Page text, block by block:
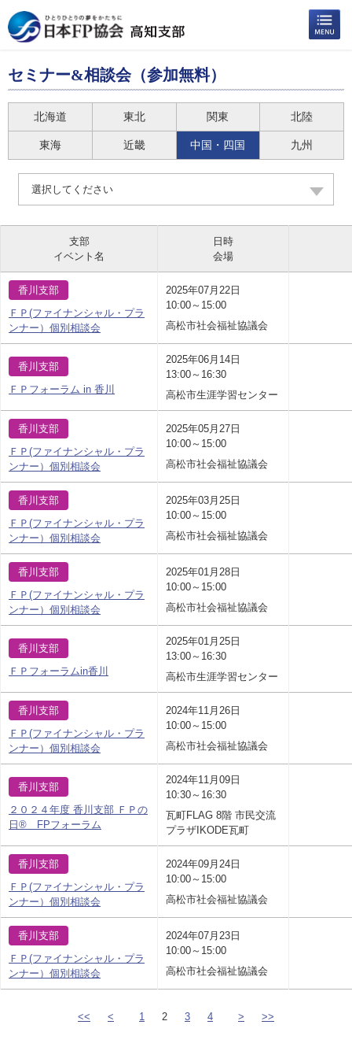
セミナー&相談会（参加無料）
北海道 東北 関東 北陸
東海 近畿 中国・四国 九州
選択してください
支部
イベント名
日時
会場
香川支部
ＦＰ(ファイナンシャル・プラ
ンナー）個別相談会
2025年07月22日
10:00～15:00
高松市社会福祉協議会
香川支部
ＦＰフォーラム in 香川
2025年06月14日
13:00～16:30
高松市生涯学習センター
香川支部
ＦＰ(ファイナンシャル・プラ
ンナー）個別相談会
2025年05月27日
10:00～15:00
高松市社会福祉協議会
香川支部
ＦＰ(ファイナンシャル・プラ
ンナー）個別相談会
2025年03月25日
10:00～15:00
高松市社会福祉協議会
香川支部
ＦＰ(ファイナンシャル・プラ
ンナー）個別相談会
2025年01月28日
10:00～15:00
高松市社会福祉協議会
香川支部
ＦＰフォーラムin香川
2025年01月25日
13:00～16:30
高松市生涯学習センター
香川支部
ＦＰ(ファイナンシャル・プラ
ンナー）個別相談会
2024年11月26日
10:00～15:00
高松市社会福祉協議会
香川支部
２０２４年度 香川支部 ＦＰの
日® FPフォーラム
2024年11月09日
10:30～16:30
瓦町FLAG 8階 市民交流
プラザIKODE瓦町
香川支部
ＦＰ(ファイナンシャル・プラ
ンナー）個別相談会
2024年09月24日
10:00～15:00
高松市社会福祉協議会
香川支部
ＦＰ(ファイナンシャル・プラ
ンナー）個別相談会
2024年07月23日
10:00～15:00
高松市社会福祉協議会
<< < 1 2 3 4 > >>